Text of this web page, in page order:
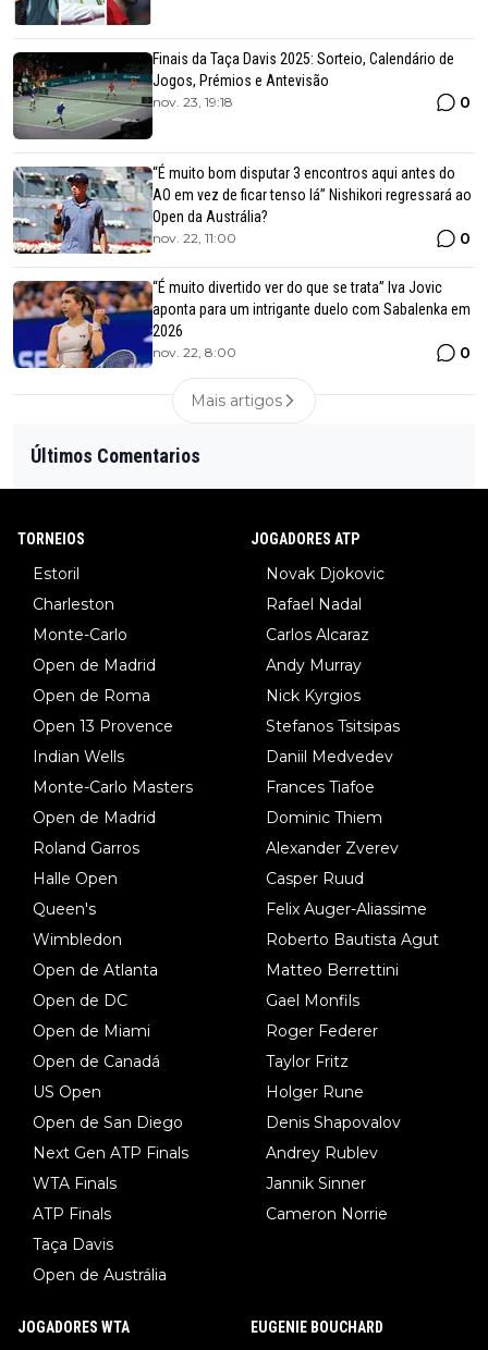
Finais da Taça Davis 2025: Sorteio, Calendário de
Jogos, Prémios e Antevisão
nov. 23, 19:18 0
“É muito bom disputar 3 encontros aqui antes do
AO em vez de ficar tenso lá” Nishikori regressará ao
Open da Austrália?
nov. 22, 11:00 0
“É muito divertido ver do que se trata” Iva Jovic
aponta para um intrigante duelo com Sabalenka em
2026
nov. 22, 8:00 0
Mais artigos
Últimos Comentarios
TORNEIOS
Estoril
Charleston
Monte-Carlo
Open de Madrid
Open de Roma
Open 13 Provence
Indian Wells
Monte-Carlo Masters
Open de Madrid
Roland Garros
Halle Open
Queen's
Wimbledon
Open de Atlanta
Open de DC
Open de Miami
Open de Canadá
US Open
Open de San Diego
Next Gen ATP Finals
WTA Finals
ATP Finals
Taça Davis
Open de Austrália
JOGADORES ATP
Novak Djokovic
Rafael Nadal
Carlos Alcaraz
Andy Murray
Nick Kyrgios
Stefanos Tsitsipas
Daniil Medvedev
Frances Tiafoe
Dominic Thiem
Alexander Zverev
Casper Ruud
Felix Auger-Aliassime
Roberto Bautista Agut
Matteo Berrettini
Gael Monfils
Roger Federer
Taylor Fritz
Holger Rune
Denis Shapovalov
Andrey Rublev
Jannik Sinner
Cameron Norrie
JOGADORES WTA EUGENIE BOUCHARD